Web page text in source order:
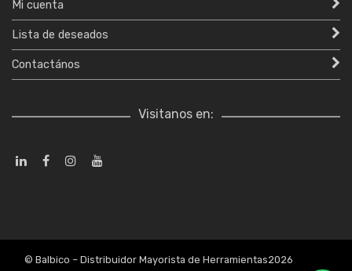
Mi cuenta
Lista de deseados
Contactános
Visitanos en:
© Balbico – Distribuidor Mayorista de Herramientas2026